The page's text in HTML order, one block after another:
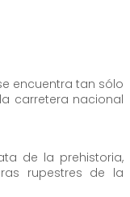
encuentra tan sólo
carretera nacional
de la prehistoria,
rupestres de la